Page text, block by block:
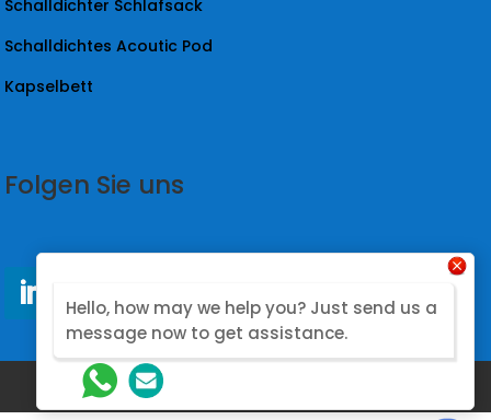
Schalldichter Schlafsack
Schalldichtes Acoutic Pod
Kapselbett
Folgen Sie uns
@2026. Designed by Nova Modular
Hello, how may we help you? Just send us a
message now to get assistance.